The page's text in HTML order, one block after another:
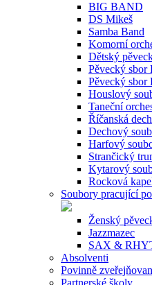
BIG BAND
DS Mikeš
Samba Band
Komorní
Dětský
Pěvecký
Pěvecký sbor
Houslový
Taneční
Říčanská
Dechový
Harfový
Strančický
Kytarový
Rocková
Soubory pracující
Ženský
Jazzmazec
SAX &
Absolventi
Povinně
Partnerské školy